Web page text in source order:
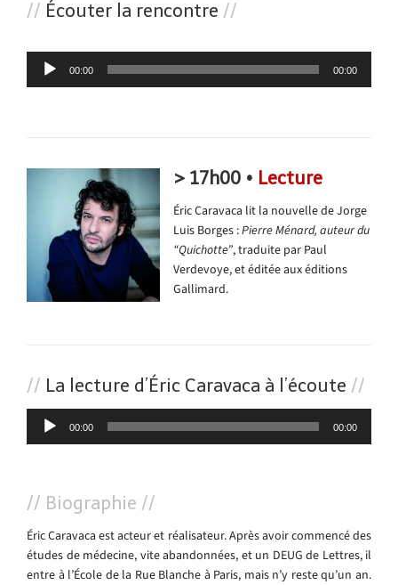
// Écouter la rencontre //
Lecteur
audio
00:00 00:00
> 17h00 • Lecture
Éric Caravaca lit la nouvelle de Jorge
Luis Borges :Pierre Ménard, auteur du
“Quichotte”, traduite par Paul
Verdevoye, et éditée aux éditions
Gallimard.
// La lecture d’Éric Caravaca à l’écoute //
Lecteur
audio
00:00 00:00
// Biographie //
Éric Caravaca est acteur et réalisateur. Après avoir commencé des
études de médecine, vite abandonnées, et un DEUG de Lettres, il
entre à l’École de la Rue Blanche à Paris, mais n’y reste qu’un an.